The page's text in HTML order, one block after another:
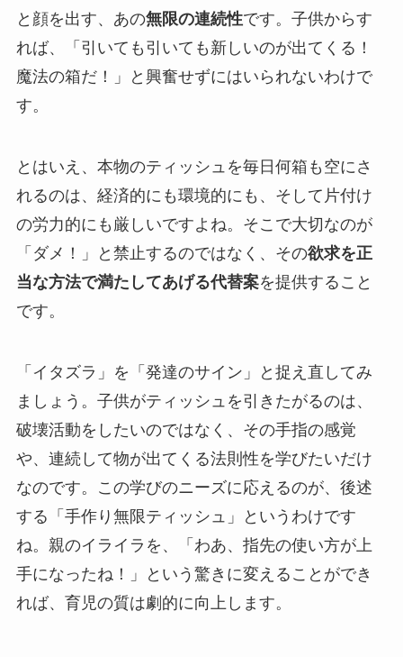
と顔を出す、あの無限の連続性です。子供からす
れば、「引いても引いても新しいのが出てくる！
魔法の箱だ！」と興奮せずにはいられないわけで
す。
とはいえ、本物のティッシュを毎日何箱も空にさ
れるのは、経済的にも環境的にも、そして片付け
の労力的にも厳しいですよね。そこで大切なのが
「ダメ！」と禁止するのではなく、その欲求を正
当な方法で満たしてあげる代替案を提供すること
です。
「イタズラ」を「発達のサイン」と捉え直してみ
ましょう。子供がティッシュを引きたがるのは、
破壊活動をしたいのではなく、その手指の感覚
や、連続して物が出てくる法則性を学びたいだけ
なのです。この学びのニーズに応えるのが、後述
する「手作り無限ティッシュ」というわけです
ね。親のイライラを、「わあ、指先の使い方が上
手になったね！」という驚きに変えることができ
れば、育児の質は劇的に向上します。